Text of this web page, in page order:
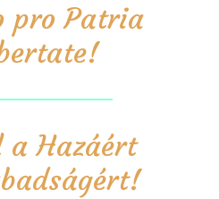
pro Patria
a Hazáért